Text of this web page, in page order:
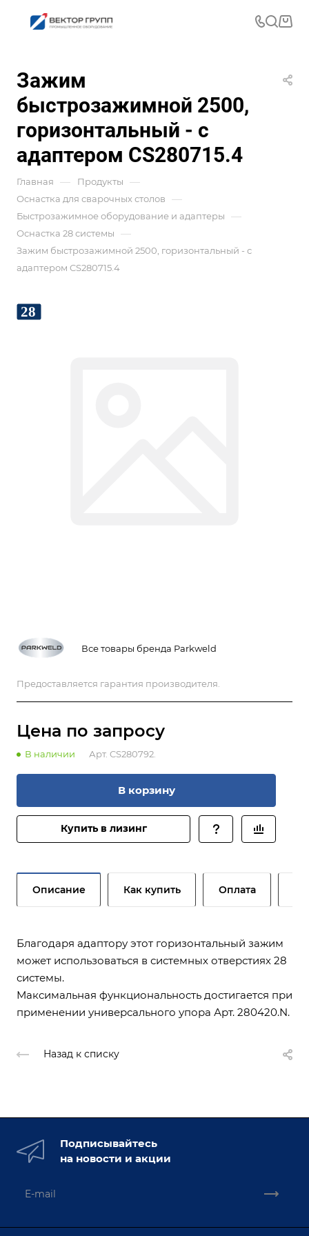
Зажим
быстрозажимной 2500,
горизонтальный - с
адаптером CS280715.4
Главная — Продукты —
Оснастка для сварочных столов —
Быстрозажимное оборудование и адаптеры —
Оснастка 28 системы —
Зажим быстрозажимной 2500, горизонтальный - с
адаптером CS280715.4
Все товары бренда Parkweld
Предоставляется гарантия производителя.
Цена по запросу
В наличии Арт. CS280792.
В корзину
Купить в лизинг
Описание Как купить Оплата
Благодаря адаптору этот горизонтальный зажим
может использоваться в системных отверстиях 28
системы.
Максимальная функциональность достигается при
применении универсального упора Арт. 280420.N.
Назад к списку
Подписывайтесь
на новости и акции